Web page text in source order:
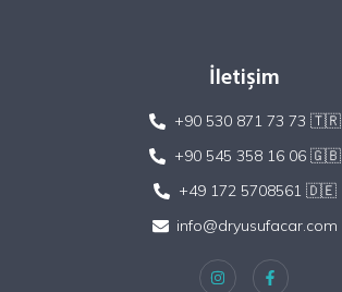
İletişim
+90 530 871 73 73 🇹🇷
+90 545 358 16 06 🇬🇧
+49 172 5708561 🇩🇪
info@dryusufacar.com